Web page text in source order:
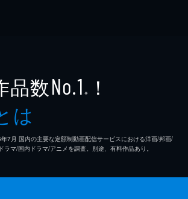
品数No.1 ※ ！
は
7⽉ 国内の主要な定額制動画配信サービスにおける洋画/邦画/
マ/国内ドラマ/アニメを調査。別途、有料作品あり。